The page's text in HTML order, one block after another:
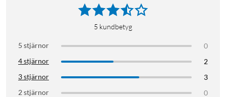
5 kundbetyg
5 stjärnor
0
4 stjärnor
2
3 stjärnor
3
2 stjärnor
0